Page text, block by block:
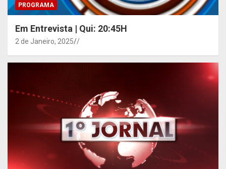
PROGRAMA
Em Entrevista | Qui: 20:45H
2 de Janeiro, 2025 /